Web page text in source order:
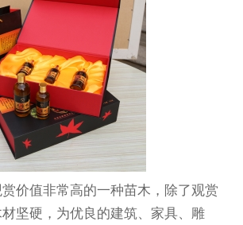
赏价值非常高的一种苗木，除了观赏
坚硬，为优良的建筑、家具、雕